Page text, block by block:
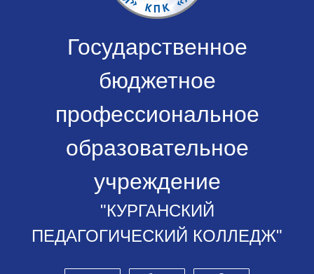
Государственное
бюджетное
профессиональное
образовательное
учреждение
"КУРГАНСКИЙ
ПЕДАГОГИЧЕСКИЙ КОЛЛЕДЖ"